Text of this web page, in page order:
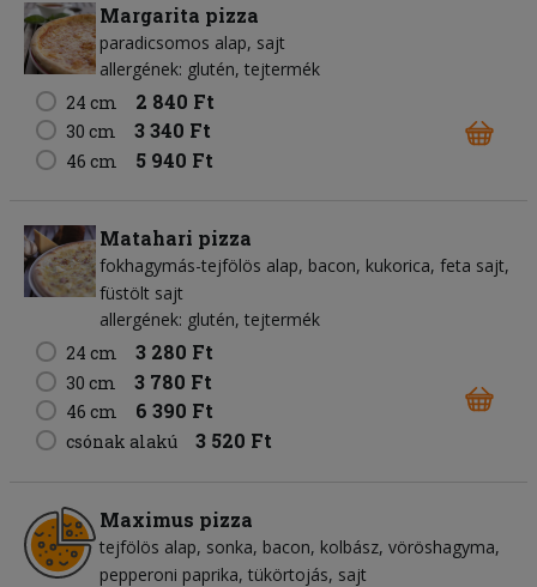
Margarita pizza
paradicsomos alap sajt
allergének: glutén, tejtermék
24 cm
2 840 Ft
30 cm 3 340 Ft
46 cm 5 940 Ft
Matahari pizza
fokhagymás-tejfölös alap bacon kukorica feta sajt
füstölt sajt
allergének: glutén, tejtermék
24 cm
3 280 Ft
30 cm 3 780 Ft
46 cm 6 390 Ft
csónak alakú 3 520 Ft
Maximus pizza
tejfölös alap sonka bacon kolbász vöröshagyma
pepperoni paprika tükörtojás sajt